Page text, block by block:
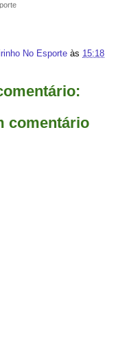
No Esporte às 15:18
comentário